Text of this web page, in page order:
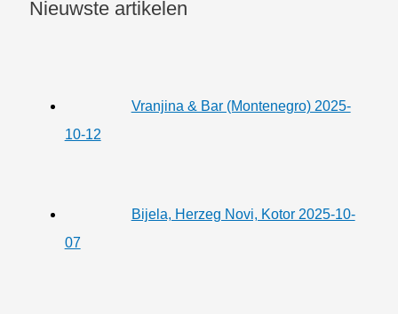
Nieuwste artikelen
Vranjina & Bar (Montenegro) 2025-
10-12
Bijela, Herzeg Novi, Kotor 2025-10-
07